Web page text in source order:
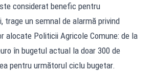
considerat benefic pentru
trage un semnal de alarmă privind
alocate Politicii Agricole Comune: de la
în bugetul actual la doar 300 de
pentru următorul ciclu bugetar.